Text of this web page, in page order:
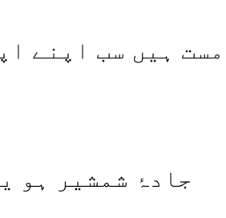
مست ہیں سب اپنے
جادۂ شمشیر ہو